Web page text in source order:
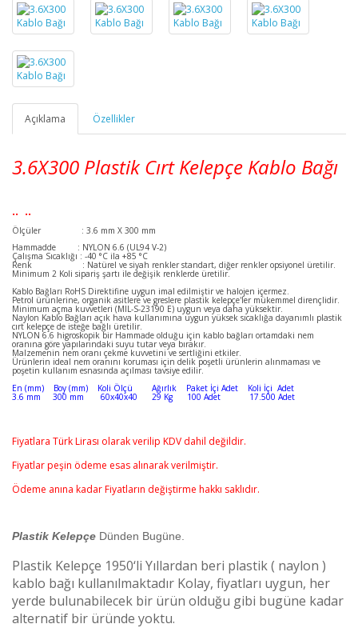
Açıklama Özellikler
3.6X300 Plastik Cırt Kelepçe Kablo Bağı
.. ..
Ölçüler
: 3.6 mm X 300 mm
Hammadde : NYLON 6.6 (UL94 V-2)
Çalışma Sıcaklığı : -40 °C ila +85 °C
Renk : Natürel ve siyah renkler standart, diğer renkler opsiyonel üretilir.
Minimum 2 Koli sipariş şartı ile değişik renklerde üretilir.
Kablo Bağları RoHS Direktifine uygun imal edilmiştir ve halojen içermez.
Petrol ürünlerine, organik asitlere ve greslere plastik kelepçe'ler mükemmel dirençlidir.
Minimum açma kuvvetleri (MIL-S-23190 E) uygun veya daha yüksektir.
Naylon Kablo Bağları açık hava kullanımına uygun yüksek sıcaklığa dayanımlı plastik
cırt kelepçe de isteğe bağlı üretilir.
NYLON 6.6 higroskopik bir Hammade olduğu için kablo bağları ortamdaki nem
oranına göre yapılarındaki suyu tutar veya bırakır.
Malzemenin nem oranı çekme kuvvetini ve sertliğini etkiler.
Ürünlerin ideal nem oranını koruması için delik poşetli ürünlerin alınmaması ve
poşetin kullanım esnasında açılması tavsiye edilir.
En (mm) Boy (mm) Koli Ölçü Ağırlık Paket İçi Adet Koli İçi Adet
3.6 mm 300 mm 60x40x40 29 Kg 100 Adet 17.500 Adet
Fiyatlara Türk Lirası olarak verilip KDV dahil değildir.
Fiyatlar peşin ödeme esas alınarak verilmiştir.
Ödeme anına kadar Fiyatların değiştirme hakkı saklıdır.
Plastik Kelepçe Dünden Bugüne.
Plastik Kelepçe 1950‘li Yıllardan beri plastik ( naylon )
kablo bağı kullanılmaktadır Kolay, fiyatları uygun, her
yerde bulunabilecek bir ürün olduğu gibi bugüne kadar
alternatif bir üründe yoktu.